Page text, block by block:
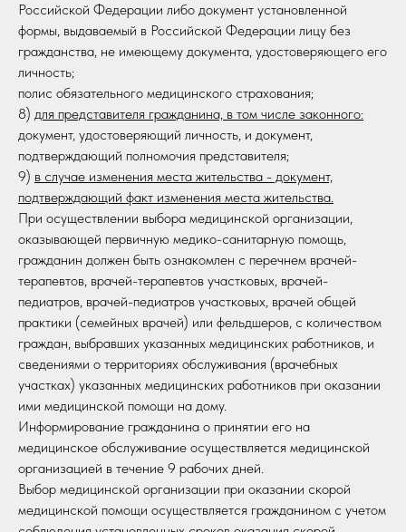
Российской Федерации либо документ установленной
формы, выдаваемый в Российской Федерации лицу без
гражданства, не имеющему документа, удостоверяющего его
личность;
полис обязательного медицинского страхования;
8) для представителя гражданина, в том числе законного:
документ, удостоверяющий личность, и документ,
подтверждающий полномочия представителя;
9) в случае изменения места жительства - документ,
подтверждающий факт изменения места жительства.
При осуществлении выбора медицинской организации,
оказывающей первичную медико-санитарную помощь,
гражданин должен быть ознакомлен с перечнем врачей-
терапевтов, врачей-терапевтов участковых, врачей-
педиатров, врачей-педиатров участковых, врачей общей
практики (семейных врачей) или фельдшеров, с количеством
граждан, выбравших указанных медицинских работников, и
сведениями о территориях обслуживания (врачебных
участках) указанных медицинских работников при оказании
ими медицинской помощи на дому.
Информирование гражданина о принятии его на
медицинское обслуживание осуществляется медицинской
организацией в течение 9 рабочих дней.
Выбор медицинской организации при оказании скорой
медицинской помощи осуществляется гражданином с учетом